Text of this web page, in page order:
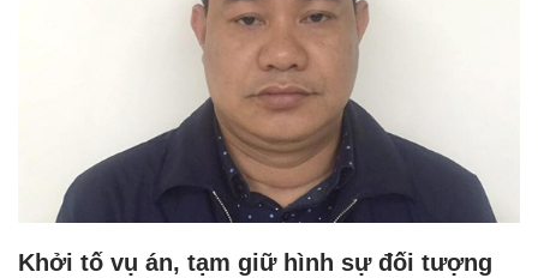
Khởi tố vụ án, tạm giữ hình sự đối tượng